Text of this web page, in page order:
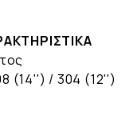
(14'') / 304 (12'')